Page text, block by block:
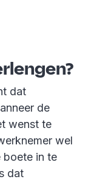
dat
de
wenst te
wel
boete in te
dat